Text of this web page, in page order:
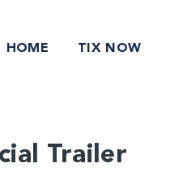
HOME TIX NOW
Trailer